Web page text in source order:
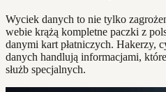
Wyciek danych to nie tylko
webie krążą kompletne paczki z
danymi kart płatniczych. Hakerzy,
danych handlują informacjami,
służb specjalnych.